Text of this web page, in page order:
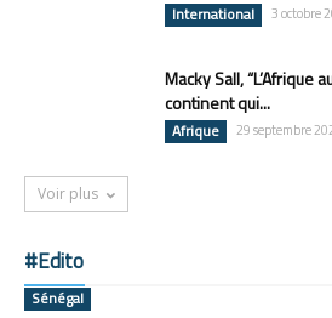
International 3 octobre
Macky Sall, “L’Afrique
continent qui...
Afrique 29 septembre
Voir plus
#Edito
Sénégal